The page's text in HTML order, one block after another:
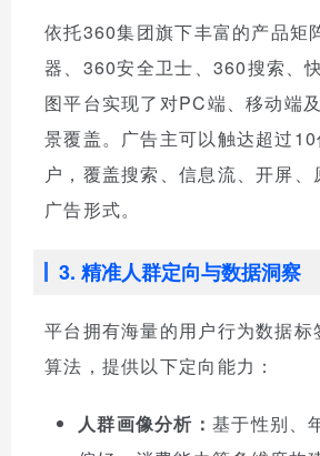
依托360集团旗下丰富的产品矩
器、360安全卫士、360搜索、
图平台实现了对PC端、移动端
景覆盖。广告主可以触达超过
户，覆盖搜索、信息流、开屏
广告形式。
3. 精准人群定向与数据洞察
平台拥有海量的用户行为数据标
算法，提供以下定向能力：
人群画像分析： 基于性别、